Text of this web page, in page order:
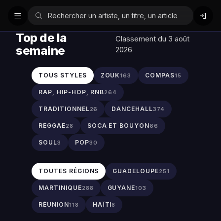
Top de la
semaine
Classement du 3 août
2026
TOUS STYLES ZOUK163 COMPAS15
RAP, HIP-HOP, RNB264
TRADITIONNEL26 DANCEHALL374
REGGAE28 SOCA ET BOUYON66
SOUL3 POP30
TOUTES RÉGIONS GUADELOUPE251
MARTINIQUE288 GUYANE103
RÉUNION118 HAÏTI8